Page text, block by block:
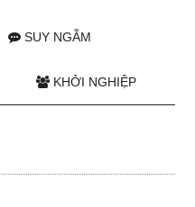
SUY NGẪM
KHỞI NGHIỆP